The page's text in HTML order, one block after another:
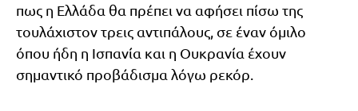
πως η Ελλάδα θα πρέπει να αφήσει πίσω της
τουλάχιστον τρεις αντιπάλους, σε έναν όμιλο
όπου ήδη η Ισπανία και η Ουκρανία έχουν
σημαντικό προβάδισμα λόγω ρεκόρ.